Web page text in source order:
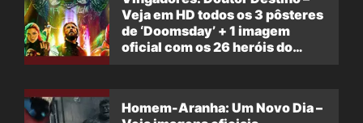
Veja em HD todos os 3 pôsteres
de ‘Doomsday’ + 1 imagem
oficial com os 26 heróis do
Homem-Aranha: Um Novo Dia –